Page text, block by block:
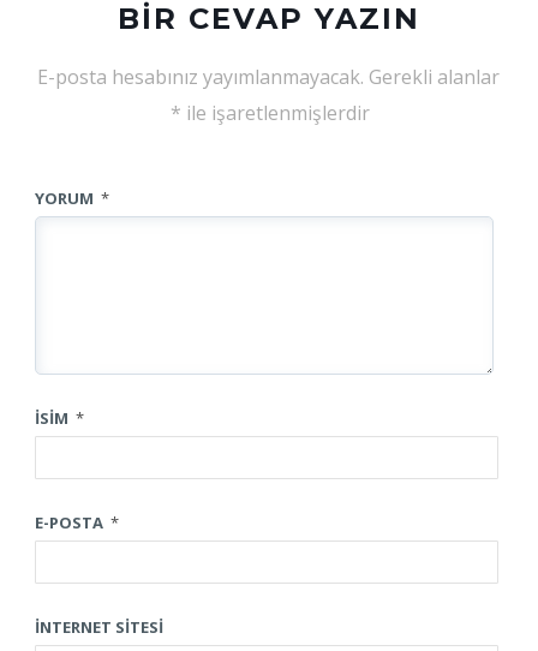
BIR CEVAP YAZIN
E-posta hesabınız yayımlanmayacak. Gerekli alanlar
* ile işaretlenmişlerdir
YORUM *
İSIM *
E-POSTA *
İNTERNET SITESI